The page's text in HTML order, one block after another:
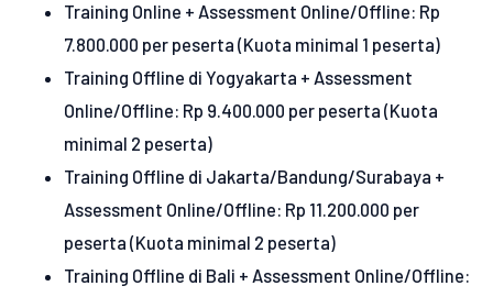
Training Online + Assessment Online/Offline: Rp
7.800.000 per peserta (Kuota minimal 1 peserta)
Training Offline di Yogyakarta + Assessment
Online/Offline: Rp 9.400.000 per peserta (Kuota
minimal 2 peserta)
Training Offline di Jakarta/Bandung/Surabaya +
Assessment Online/Offline: Rp 11.200.000 per
peserta (Kuota minimal 2 peserta)
Training Offline di Bali + Assessment Online/Offline: